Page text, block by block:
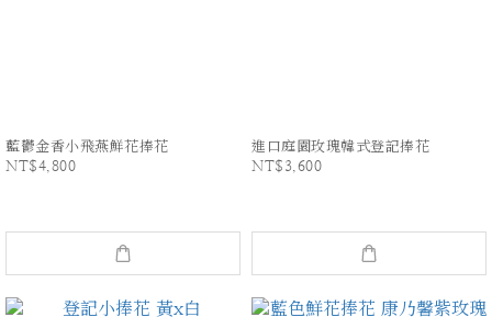
藍鬱金香小飛燕鮮花捧花
NT$4,800
進口庭園玫瑰韓式登記捧花
NT$3,600